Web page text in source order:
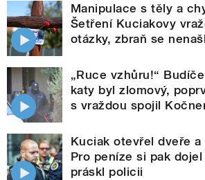
Manipulace s těly a
Šetření Kuciakovy
otázky, zbraň se
„Ruce vzhůru!“
katy byl zlomový,
s vraždou spojil
Kuciak otevřel dveře
Pro peníze si pak
práskl policii